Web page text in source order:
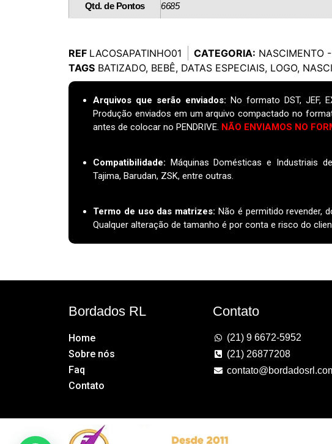
Qtd. de Pontos 6685
REF LACOSAPATINHO01 CATEGORIA: NASCIMENTO
TAGS BATIZADO, BEBÊ, DATAS ESPECIAIS, LOGO,
Arquivos que serão enviados: No formato DST, JEF,
Produção enviados em um arquivo compactado no
antes de colocar no PENDRIVE. NÃO ENVIAMOS NO
Compatibilidade: Máquinas Domésticas e Industriais
Tajima, Barudan, ZSK, entre outras.
Termo de uso das matrizes: Não é permitido revender,
Qualquer alteração de tamanho é por conta e risco do
Bordados RL
Home
Sobre nós
Faq
Contato
Contato
(21) 9 6672-5952
(21) 26877208